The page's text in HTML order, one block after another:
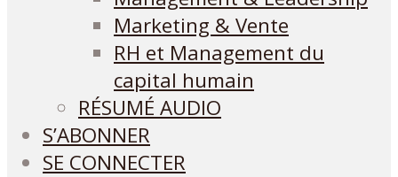
Marketing & Vente
RH et Management du
capital humain
RÉSUMÉ AUDIO
S’ABONNER
SE CONNECTER